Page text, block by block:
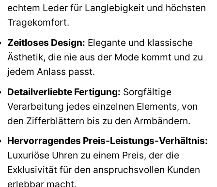
echtem Leder für Langlebigkeit und höchsten
Tragekomfort.
Zeitloses Design: Elegante und klassische
Ästhetik, die nie aus der Mode kommt und zu
jedem Anlass passt.
Detailverliebte Fertigung: Sorgfältige
Verarbeitung jedes einzelnen Elements, von
den Zifferblättern bis zu den Armbändern.
Hervorragendes Preis-Leistungs-Verhältnis:
Luxuriöse Uhren zu einem Preis, der die
Exklusivität für den anspruchsvollen Kunden
erlebbar macht.